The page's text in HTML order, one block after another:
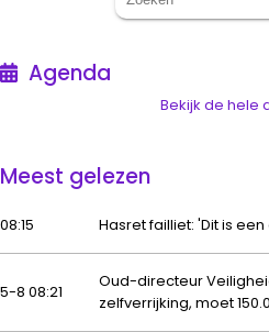
Agenda
Bekijk de hele
Meest gelezen
08:15 Hasret failliet: 'Dit is
5-8 08:21
Oud-directeur
zelfverrijking, moet